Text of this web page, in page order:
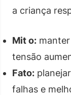
a criança
Mit o:
tensão
Fato:
falhas e